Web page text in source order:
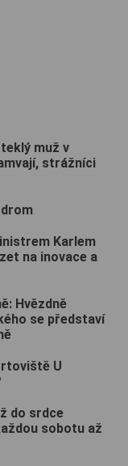
muž v
strážníci
Karlem
na inovace a
Hvězdně
se představí
U
do srdce
sobotu až